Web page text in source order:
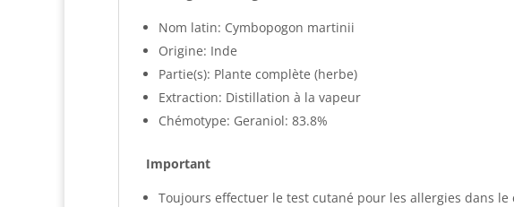
Nom latin: Cymbopogon martinii
Origine: Inde
Partie(s): Plante complète (herbe)
Extraction: Distillation à la vapeur
Chémotype: Geraniol: 83.8%
Important
Toujours effectuer le test cutané pour les allergies dans